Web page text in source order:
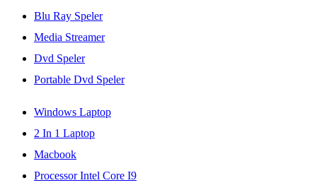
Blu Ray Speler
Media Streamer
Dvd Speler
Portable Dvd Speler
Windows Laptop
2 In 1 Laptop
Macbook
Processor Intel Core I9